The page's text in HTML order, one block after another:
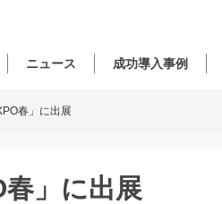
ニュース 成功導入事例
春」に出展
」に出展